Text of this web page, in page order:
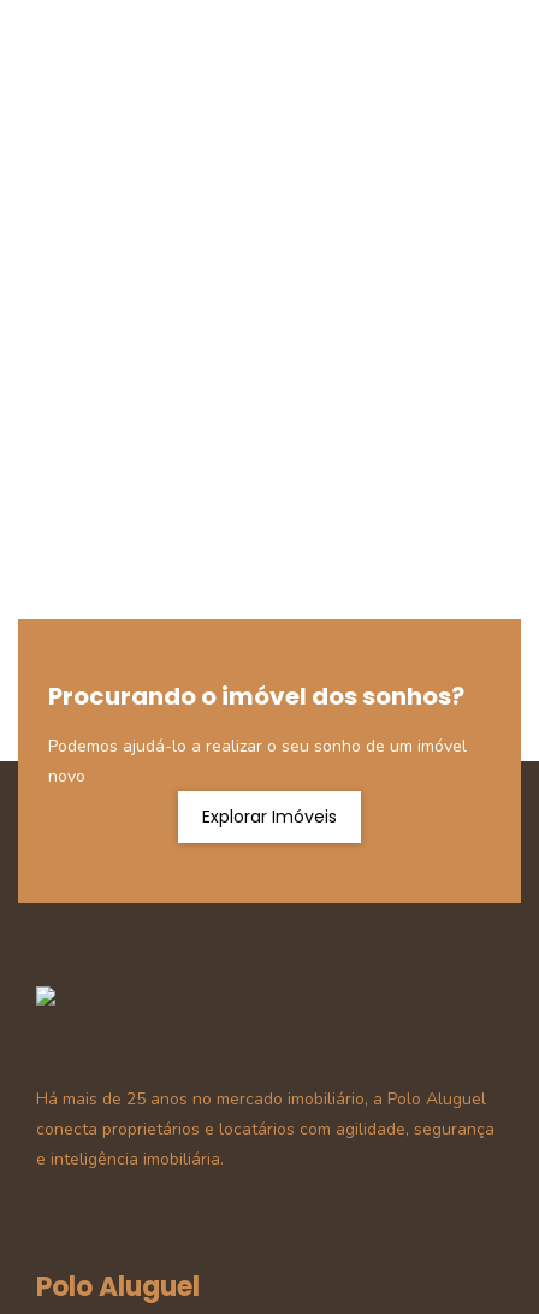
Procurando o imóvel dos sonhos?
Podemos ajudá-lo a realizar o seu sonho de um imóvel
novo
Explorar Imóveis
Há mais de 25 anos no mercado imobiliário, a Polo Aluguel
conecta proprietários e locatários com agilidade, segurança
e inteligência imobiliária.
Polo Aluguel